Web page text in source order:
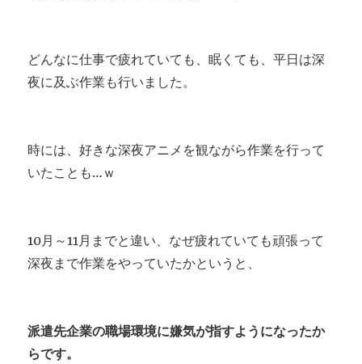
どんなに仕事で疲れていても、眠くても、平日は深
夜に及ぶ作業も行いました。
時には、好きな深夜アニメを観ながら作業を行って
いたことも…ｗ
10月～11月までと違い、なぜ疲れていても頑張って
深夜まで作業をやっていたかというと、
派遣先企業の職場環境に嫌気が指すようになったか
らです。